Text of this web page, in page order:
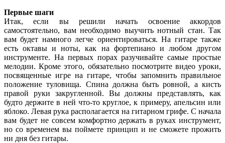
Первые шаги
Итак, если вы решили начать освоение аккордов
самостоятельно, вам необходимо выучить нотный стан. Так
вам будет намного легче ориентироваться. На гитаре также
есть октавы и ноты, как на фортепиано и любом другом
инструменте. На первых порах разучивайте самые простые
мелодии. Кроме этого, обязательно посмотрите видео уроки,
посвященные игре на гитаре, чтобы запомнить правильное
положение туловища. Спина должна быть ровной, а кисть
правой руки закругленной. Вы должны представлять, как
будто держите в ней что-то круглое, к примеру, апельсин или
яблоко. Левая рука располагается на гитарном грифе. С начала
вам будет не совсем комфортно держать в руках инструмент,
но со временем вы поймете принцип и не сможете прожить
ни дня без гитары.